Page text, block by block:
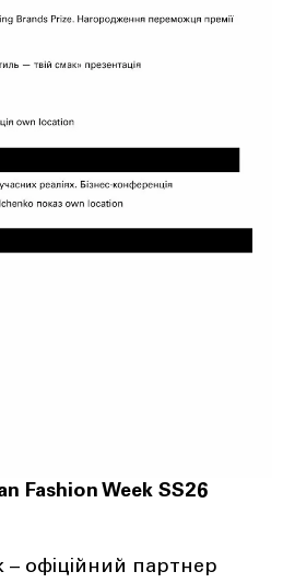
Fashion Week SS26
– офіційний партнер